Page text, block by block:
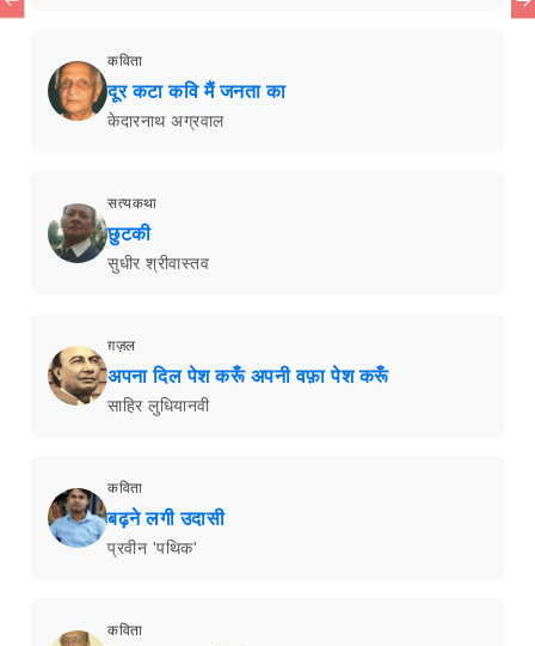
कविता
दूर कटा कवि मैं जनता का
केदारनाथ अग्रवाल
सत्यकथा
छुटकी
सुधीर श्रीवास्तव
ग़ज़ल
अपना दिल पेश करूँ अपनी वफ़ा पेश करूँ
साहिर लुधियानवी
कविता
बढ़ने लगी उदासी
प्रवीन 'पथिक'
कविता